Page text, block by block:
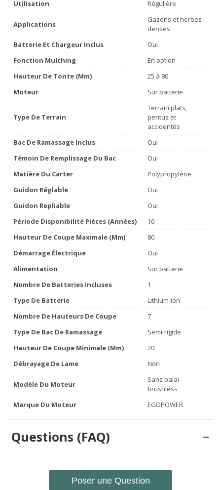
Utilisation
Régulière
Applications
Gazons et herbes
denses
Batterie Et Chargeur Inclus
Oui
Fonction Mulching
En option
Hauteur De Tonte (mm)
25 à 80
Moteur
Sur batterie
Type De Terrain
Terrain plats,
pentus et
accidentés
Bac De Ramassage Inclus
Oui
Témoin De Remplissage Du Bac
Oui
Matière Du Carter
Polypropylène
Guidon Réglable
Oui
Guidon Repliable
Oui
Période Disponibilité Pièces (années)
10
Hauteur De Coupe Maximale (mm)
80
Démarrage Électrique
Oui
Alimentation
Sur batterie
Nombre De Batteries Incluses
1
Type De Batterie
Lithium-ion
Nombre De Hauteurs De Coupe
7
Type De Bac De Ramassage
Semi-rigide
Hauteur De Coupe Minimale (mm)
20
Débrayage De Lame
Non
Modèle Du Moteur
Sans balai -
brushless
Marque Du Moteur
EGOPOWER
Questions (FAQ)
Poser une Question